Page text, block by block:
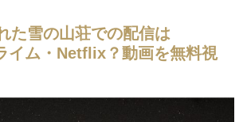
た雪の山荘での配信は
イム・Netflix？動画を無料視